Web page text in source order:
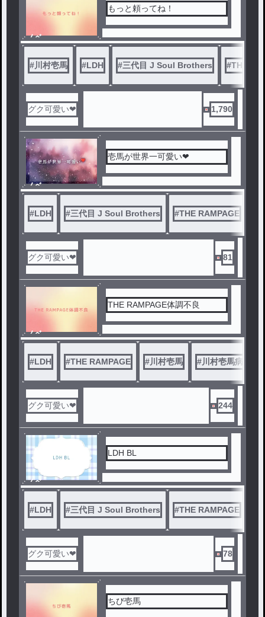
ノベ
ル
もっと頼ってね！
#川村壱馬 #LDH #三代目 J Soul Brothers #THE
グク可愛い❤ 1,790
ノベ
ル
壱馬が世界一可愛い❤
#LDH #三代目 J Soul Brothers #THE RAMPAGE
グク可愛い❤ 81
ノベ
ル
THE RAMPAGE体調不良
#LDH #THE RAMPAGE #川村壱馬 #川村壱馬病弱
グク可愛い❤ 244
ノベ
ル
LDH BL
#LDH #三代目 J Soul Brothers #THE RAMPAGE
グク可愛い❤ 78
ちび壱馬